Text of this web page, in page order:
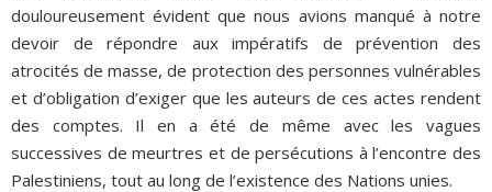
douloureusement évident que nous avions manqué à notre
devoir de répondre aux impératifs de prévention des
atrocités de masse, de protection des personnes vulnérables
et d’obligation d’exiger que les auteurs de ces actes rendent
des comptes. Il en a été de même avec les vagues
successives de meurtres et de persécutions à l’encontre des
Palestiniens, tout au long de l’existence des Nations unies.